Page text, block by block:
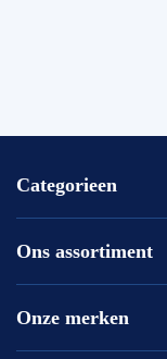
Categorieen
Altrex ladder
Altrex trap
Altrex kamersteiger
Rolsteiger kopen
Ons assortiment
Altrex
ASC
Onze merken